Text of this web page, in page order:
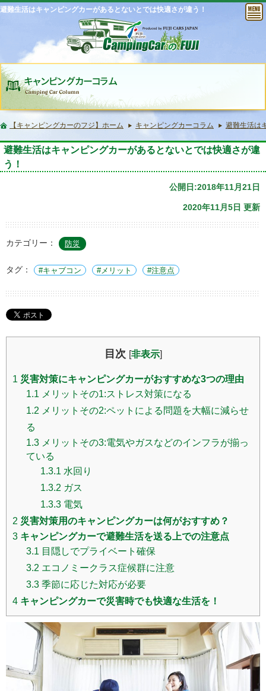
避難生活はキャンピングカーがあるとないとでは快適さが違う！
【キャンピングカーのフジ】ホーム キャンピングカーコラム 避難生活は
避難生活はキャンピングカーがあるとないとでは快適さが違
う！
公開日:2018年11月21日
2020年11月5日 更新
カテゴリー： 防災
タグ： キャブコン メリット 注意点
目次 [非表示]
1 災害対策にキャンピングカーがおすすめな3つの理由
1.1 メリットその1:ストレス対策になる
1.2 メリットその2:ペットによる問題を大幅に減らせ
る
1.3 メリットその3:電気やガスなどのインフラが揃っ
ている
1.3.1 水回り
1.3.2 ガス
1.3.3電気
2 災害対策用のキャンピングカーは何がおすすめ？
3 キャンピングカーで避難生活を送る上での注意点
3.1 目隠しでプライベート確保
3.2 エコノミークラス症候群に注意
3.3 季節に応じた対応が必要
4 キャンピングカーで災害時でも快適な生活を！